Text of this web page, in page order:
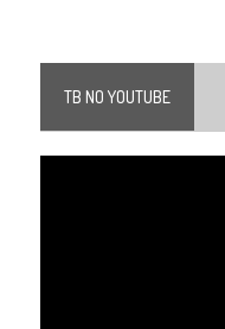
TB NO YOUTUBE